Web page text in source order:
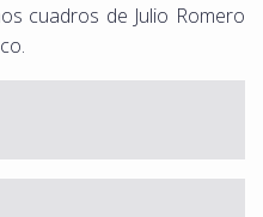
cuadros de Julio Romero